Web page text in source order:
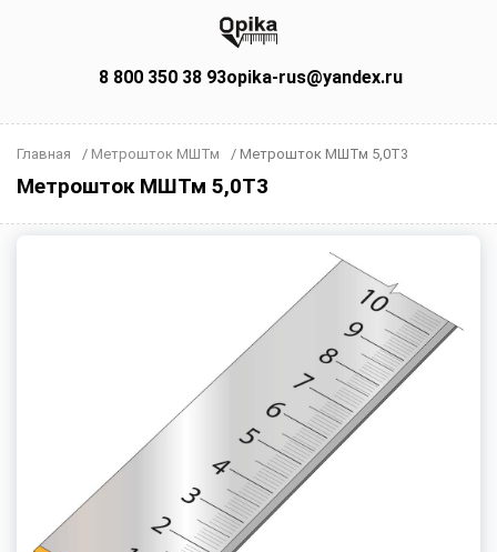
8 800 350 38 93opika-rus@yandex.ru
Главная / Метрошток МШТм / Метрошток МШТм 5,0Т3
Метрошток МШТм 5,0Т3